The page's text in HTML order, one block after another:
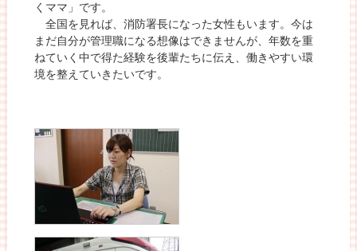
くママ」です。
全国を見れば、消防署長になった女性もいます。今は
まだ自分が管理職になる想像はできませんが、年数を重
ねていく中で得た経験を後輩たちに伝え、働きやすい環
境を整えていきたいです。